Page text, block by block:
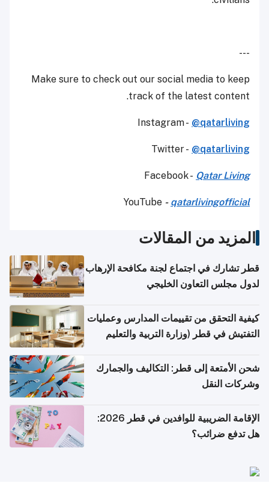
---
Make sure to check out our social media to keep
track of the latest content.
Instagram - @qatarliving
Twitter - @qatarliving
Facebook - Qatar Living
YouTube - qatarlivingofficial
المزيد من المقالات
قطر تشارك في اجتماع لجنة مكافحة الإرهاب
لدول مجلس التعاون الخليجي
كيفية التحقق من تقييمات المدارس وعمليات
التفتيش في قطر (وزارة التربية والتعليم
شحن الأمتعة إلى قطر: التكاليف والجمارك
وشركات النقل
الإقامة الضريبية للوافدين في قطر 2026:
هل تدفع ضرائب؟